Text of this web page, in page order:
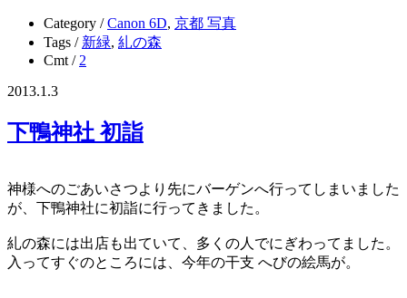
Category /Canon 6D, 京都 写真
Tags / 新緑, 糺の森
Cmt / 2
2013.1.3
下鴨神社 初詣
神様へのごあいさつより先にバーゲンへ行ってしまいました
が、下鴨神社に初詣に行ってきました。
糺の森には出店も出ていて、多くの人でにぎわってました。
入ってすぐのところには、今年の干支 へびの絵馬が。